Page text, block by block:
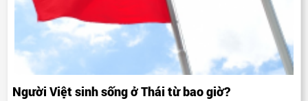
Người Việt sinh sống ở Thái từ bao giờ?